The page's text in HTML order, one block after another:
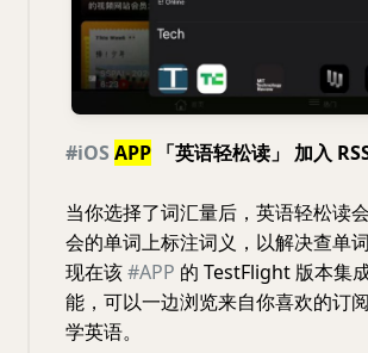
#iOS APP 「英语轻松读」 加入
当你选择了词汇量后，英语轻松读
会的单词上标注词义，以解决查单
现在该#APP 的 TestFlight 版本集
能，可以一边浏览来自你喜欢的订
学英语。